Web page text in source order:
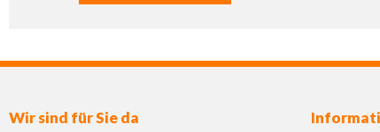
Wir sind für Sie da